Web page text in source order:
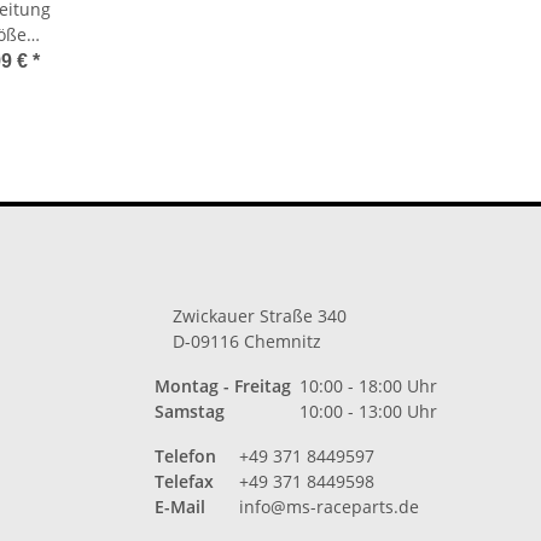
€ *
Zwickauer Straße 340
D-09116 Chemnitz
Montag - Freitag 10:00 - 18:00 Uhr
Samstag
10:00 - 13:00 Uhr
Telefon
+49 371 8449597
Telefax
+49 371 8449598
E-Mail
info@ms-raceparts.de